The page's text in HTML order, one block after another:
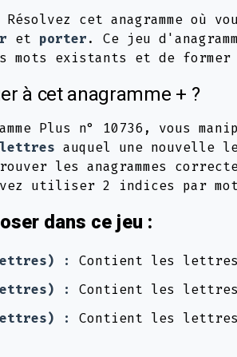
Résolvez cet anagramme où
et porter. Ce jeu
mots existants et de former
à cet anagramme + ?
Plus n° 10736, vous
auquel une nouvelle
les anagrammes
utiliser 2 indices par
dans ce jeu :
:
Contient les
:
Contient les
:
Contient les lettres